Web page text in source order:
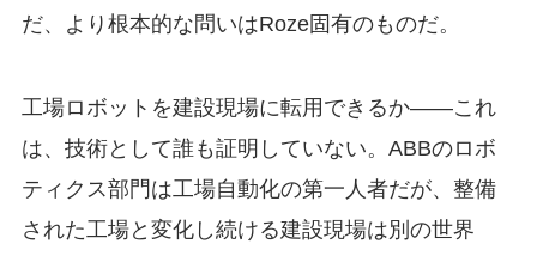
だ、より根本的な問いはRoze固有のものだ。
工場ロボットを建設現場に転用できるか——これ
は、技術として誰も証明していない。ABBのロボ
ティクス部門は工場自動化の第一人者だが、整備
された工場と変化し続ける建設現場は別の世界